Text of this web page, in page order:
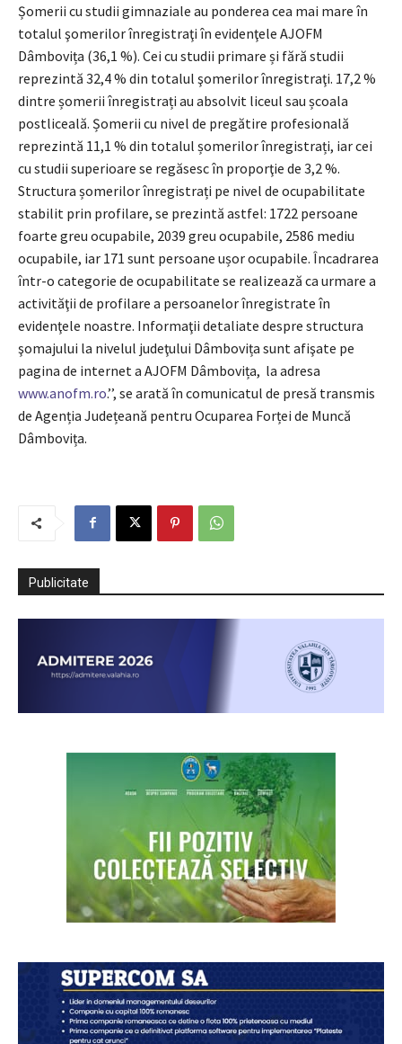
Șomerii cu studii gimnaziale au ponderea cea mai mare în
totalul şomerilor înregistraţi în evidenţele AJOFM
Dâmbovița (36,1 %). Cei cu studii primare și fără studii
reprezintă 32,4 % din totalul şomerilor înregistraţi. 17,2 %
dintre șomerii înregistrați au absolvit liceul sau școala
postliceală. Șomerii cu nivel de pregătire profesională
reprezintă 11,1 % din totalul șomerilor înregistrați, iar cei
cu studii superioare se regăsesc în proporţie de 3,2 %.
Structura șomerilor înregistrați pe nivel de ocupabilitate
stabilit prin profilare, se prezintă astfel: 1722 persoane
foarte greu ocupabile, 2039 greu ocupabile, 2586 mediu
ocupabile, iar 171 sunt persoane ușor ocupabile. Încadrarea
într-o categorie de ocupabilitate se realizează ca urmare a
activităţii de profilare a persoanelor înregistrate în
evidenţele noastre. Informaţii detaliate despre structura
şomajului la nivelul judeţului Dâmbovița sunt afişate pe
pagina de internet a AJOFM Dâmbovița, la adresa
www.anofm.ro.’’, se arată în comunicatul de presă transmis
de Agenția Județeană pentru Ocuparea Forței de Muncă
Dâmbovița.
Publicitate